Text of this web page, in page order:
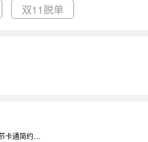
双11脱单
脱单秘籍光棍节卡通简约扁平大气公众号封面